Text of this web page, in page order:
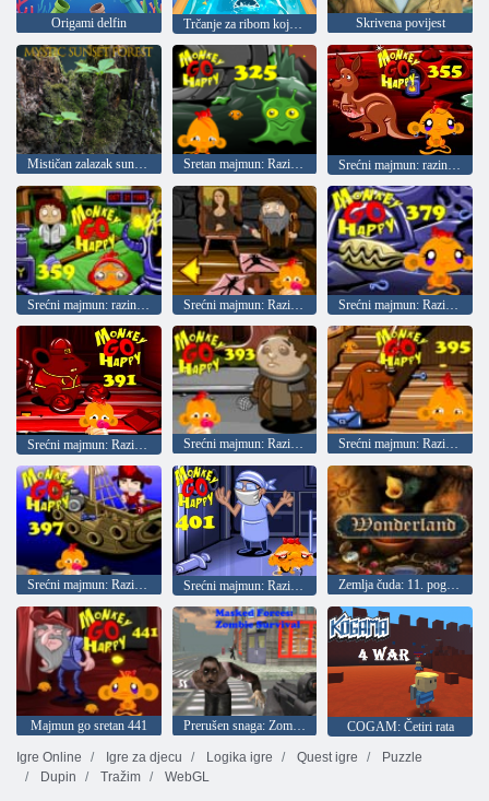
Origami delfin Trčanje za ribom koja pliva Skrivena povijest
Sretan majmun: Razina 325 Srećni majmun: razina 355
Srećni majmun: Razina 371
Srećni majmun: Razina 391 Srećni majmun: Razina 393 Srećni majmun: Razina 395
Srećni majmun: Razina 397 Srećni majmun: Razina 401 Zemlja čuda: 11. poglavlje
Majmun go sretan 441 Prerušen snaga: Zombi Survival
COGAM: Četiri rata
Igre Online
Igre za djecu Logika igre Quest igre
Puzzle
Dupin
Tražim WebGL